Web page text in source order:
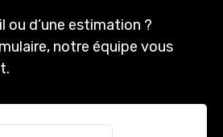
ou d’une estimation ?
notre équipe vous